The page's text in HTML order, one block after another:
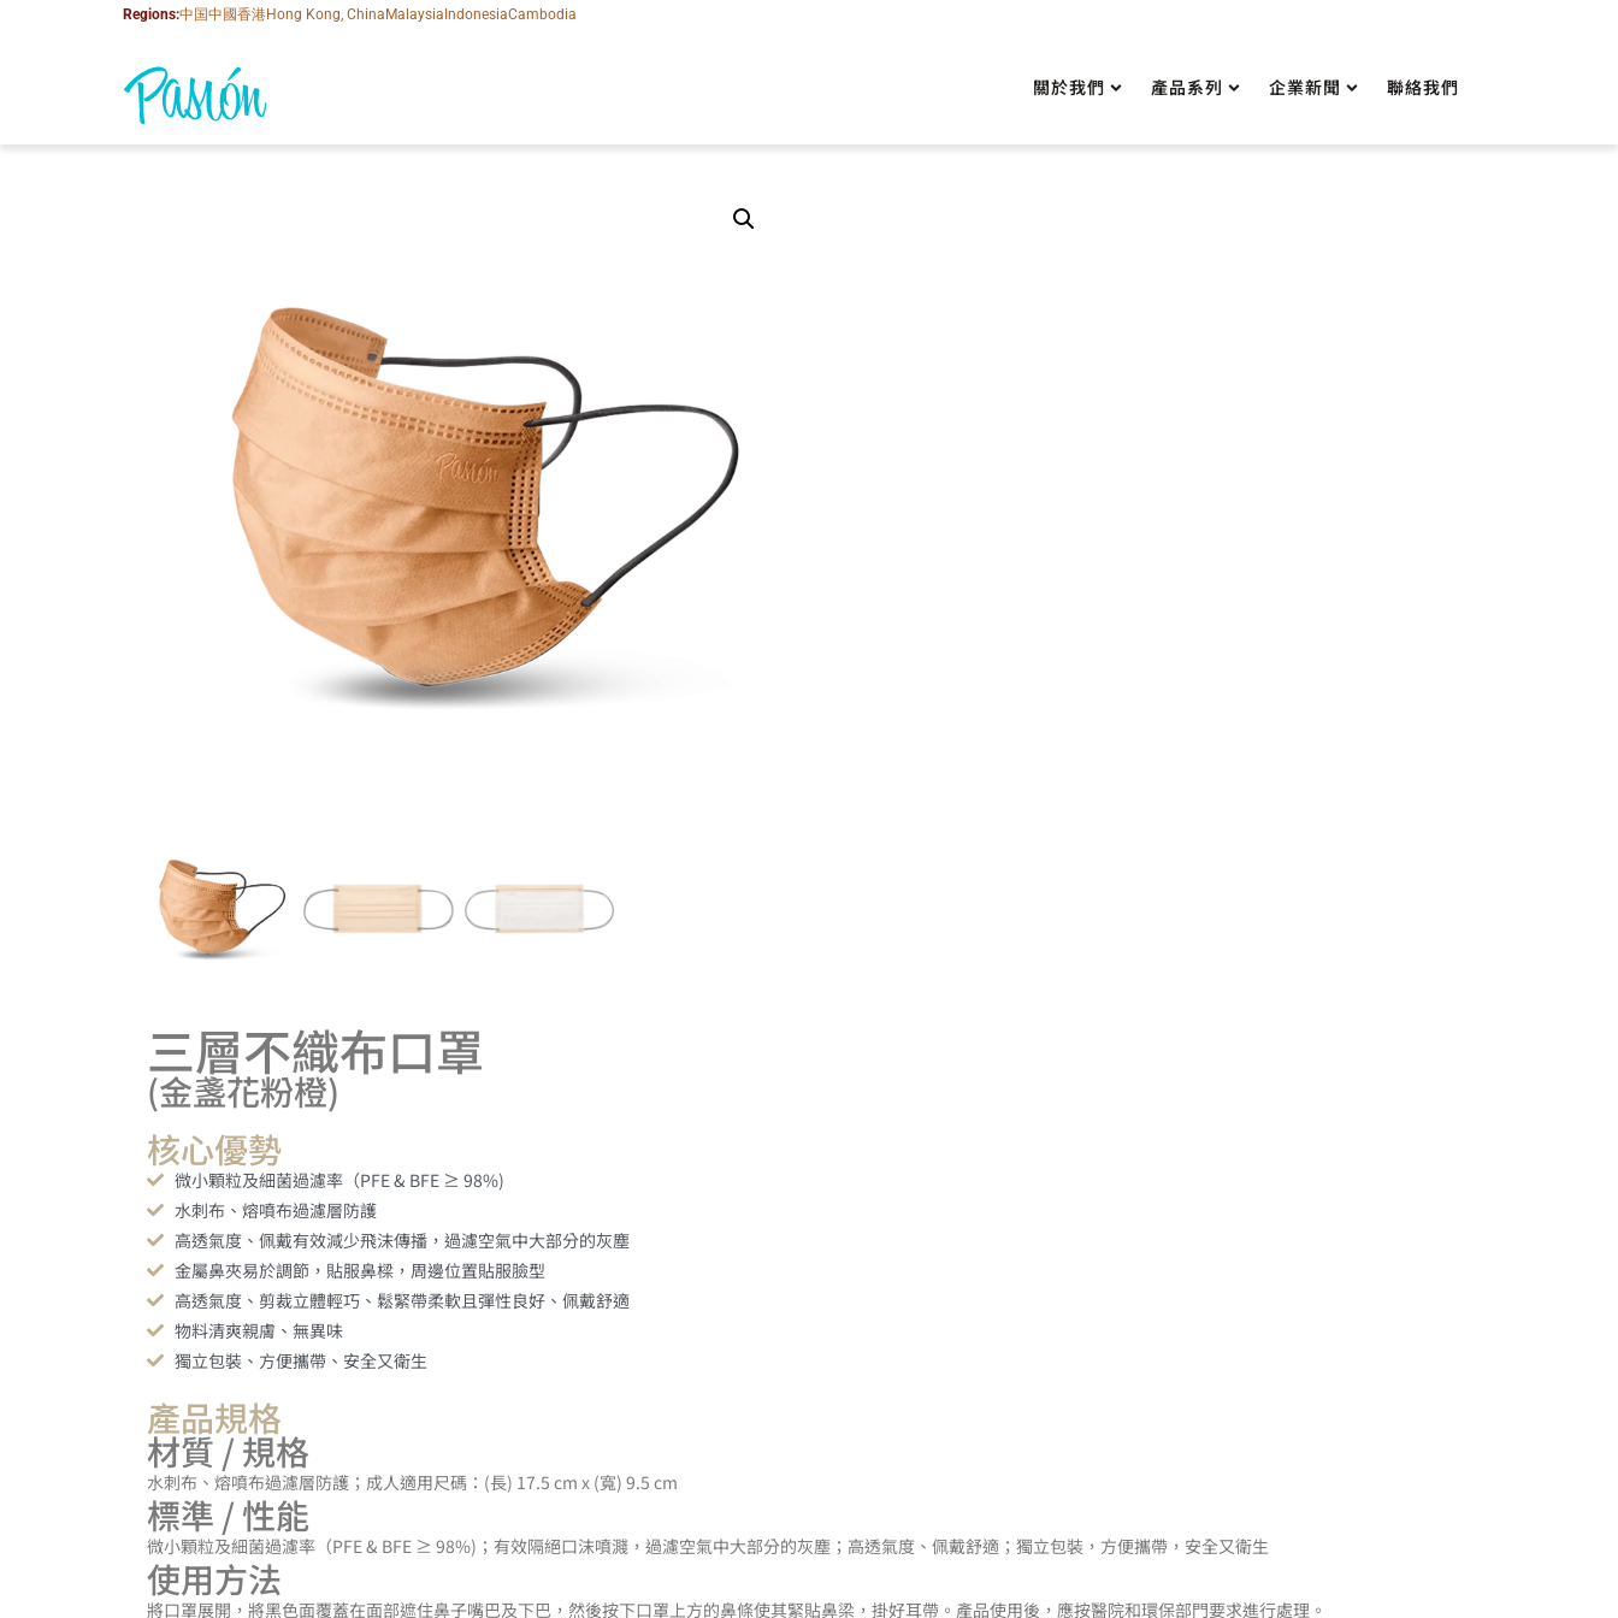
Regions:中国中國香港Hong Kong, China Malaysia IndonesiaCambodia
關於我們 產品系列 企業新聞 聯絡我們
三層不織布口罩
(金盞花粉橙)
核心優勢
微小顆粒及細菌過濾率（PFE & BFE ≥ 98%)
水刺布、熔噴布過濾層防護
高透氣度、佩戴有效減少飛沫傳播，過濾空氣中大部分的灰塵
金屬鼻夾易於調節，貼服鼻樑，周邊位置貼服臉型
高透氣度、剪裁立體輕巧、鬆緊帶柔軟且彈性良好、佩戴舒適
物料清爽親膚、無異味
獨立包裝、方便攜帶、安全又衛生
產品規格
材質 / 規格
水刺布、熔噴布過濾層防護；成人適用尺碼：(長) 17.5 cm x (寬) 9.5 cm
標準 / 性能
微小顆粒及細菌過濾率（PFE & BFE ≥ 98%)；有效隔絕口沫噴濺，過濾空氣中大部分的灰塵；高透氣度、佩戴舒適；獨立包裝，方便攜帶，安全又衛生
使用方法
將口罩展開，將黑色面覆蓋在面部遮住鼻子嘴巴及下巴，然後按下口罩上方的鼻條使其緊貼鼻梁，掛好耳帶。產品使用後，應按醫院和環保部門要求進行處理。